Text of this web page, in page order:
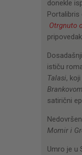
donekle
Portalibris
Otrgnuto
ističu
Talasi,
satirični ep
Momir i
Umro je u